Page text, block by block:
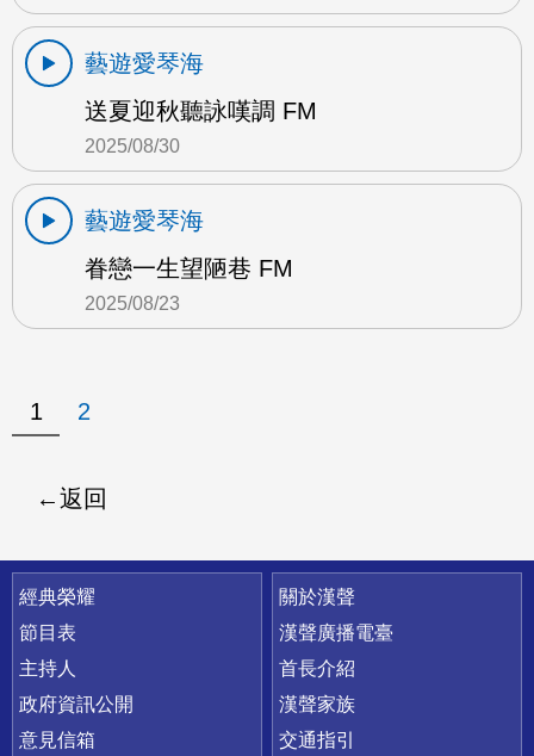
藝遊愛琴海
送夏迎秋聽詠嘆調 FM
2025/08/30
藝遊愛琴海
眷戀一生望陋巷 FM
2025/08/23
1 2
返回
快速連結
經典榮耀
節目表
主持人
政府資訊公開
意見信箱
關於漢聲
漢聲廣播電臺
首長介紹
漢聲家族
交通指引